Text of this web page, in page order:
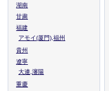
湖南
甘粛
福建
アモイ(厦門),福州
貴州
遼寧
大連,瀋陽
重慶